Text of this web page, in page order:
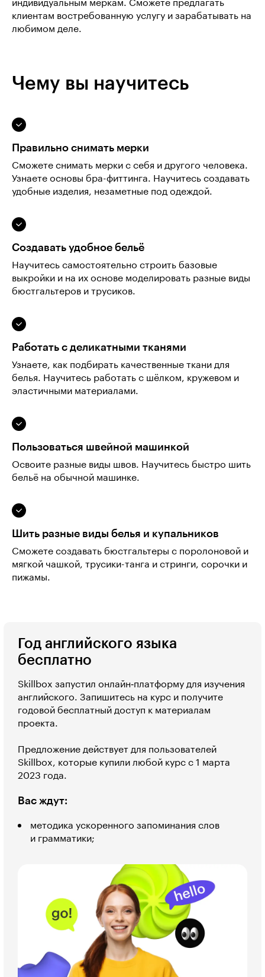
индивидуальным меркам. Сможете предлагать
клиентам востребованную услугу и зарабатывать на
любимом деле.
Чему вы научитесь
Правильно снимать мерки
Сможете снимать мерки с себя и другого человека.
Узнаете основы бра-фиттинга. Научитесь создавать
удобные изделия, незаметные под одеждой.
Создавать удобное бельё
Научитесь самостоятельно строить базовые
выкройки и на их основе моделировать разные виды
бюстгальтеров и трусиков.
Работать с деликатными тканями
Узнаете, как подбирать качественные ткани для
белья. Научитесь работать с шёлком, кружевом и
эластичными материалами.
Пользоваться швейной машинкой
Освоите разные виды швов. Научитесь быстро шить
бельё на обычной машинке.
Шить разные виды белья и купальников
Сможете создавать бюстгальтеры с поролоновой и
мягкой чашкой, трусики-танга и стринги, сорочки и
пижамы.
Год английского языка
бесплатно
Skillbox запустил онлайн‑платформу для изучения
английского. Запишитесь на курс и получите
годовой бесплатный доступ к материалам
проекта.
Предложение действует для пользователей
Skillbox, которые купили любой курс с 1 марта
2023 года.
Вас ждут:
методика ускоренного запоминания слов
и грамматики;